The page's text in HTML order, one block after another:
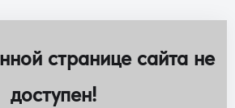
странице сайта не
доступен!